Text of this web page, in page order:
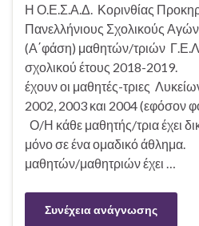
Η Ο.Ε.Σ.Α.Δ. Κορινθίας
Πανελλήνιους Σχολικούς
(Α΄φάση) μαθητών/τριών
σχολικού έτους 2018-2019.
έχουν οι μαθητές-τριες
2002, 2003 και 2004 (εφόσον
Ο/Η κάθε μαθητής/τρια έχει
μόνο σε ένα ομαδικό άθλημα.
μαθητών/μαθητριών έχει …
Συνέχεια ανάγνωσης